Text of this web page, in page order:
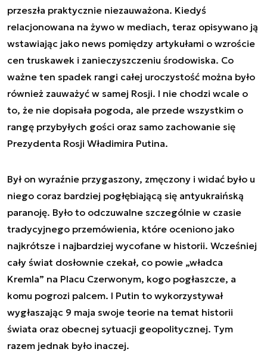
przeszła praktycznie niezauważona. Kiedyś
relacjonowana na żywo w mediach, teraz opisywano ją
wstawiając jako news pomiędzy artykułami o wzroście
cen truskawek i zanieczyszczeniu środowiska. Co
ważne ten spadek rangi całej uroczystość można było
również zauważyć w samej Rosji. I nie chodzi wcale o
to, że nie dopisała pogoda, ale przede wszystkim o
rangę przybyłych gości oraz samo zachowanie się
Prezydenta Rosji Władimira Putina.
Był on wyraźnie przygaszony, zmęczony i widać było u
niego coraz bardziej pogłębiającą się antyukraińską
paranoję. Było to odczuwalne szczególnie w czasie
tradycyjnego przemówienia, które oceniono jako
najkrótsze i najbardziej wycofane w historii. Wcześniej
cały świat dosłownie czekał, co powie „władca
Kremla” na Placu Czerwonym, kogo pogłaszcze, a
komu pogrozi palcem. I Putin to wykorzystywał
wygłaszając 9 maja swoje teorie na temat historii
świata oraz obecnej sytuacji geopolitycznej. Tym
razem jednak było inaczej.